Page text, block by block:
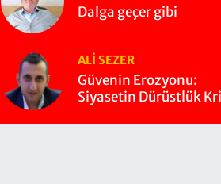
Dalga geçer gibi
ALI SEZER
Güvenin Erozyonu:
Siyasetin Dürüstlük